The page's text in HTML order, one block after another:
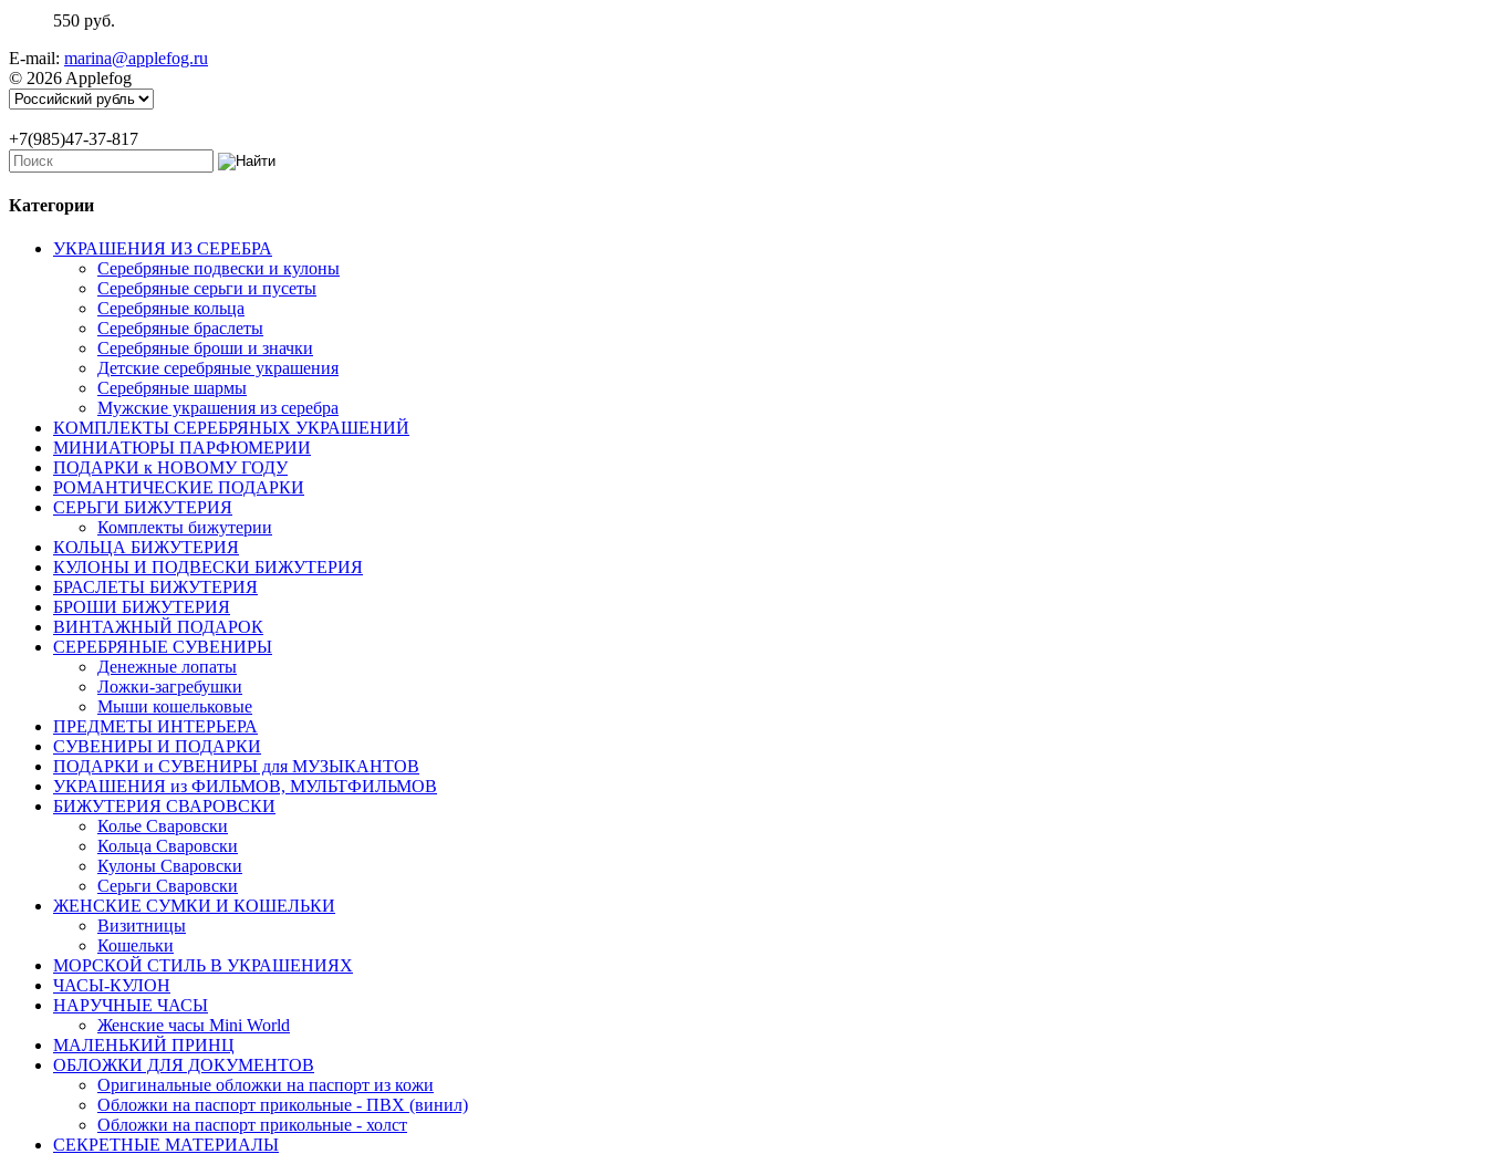
550 руб.
E-mail: marina@applefog.ru
© 2026 Applefog
+7(985)47-37-817
Категории
УКРАШЕНИЯ ИЗ СЕРЕБРА
Серебряные подвески и кулоны
Серебряные серьги и пусеты
Серебряные кольца
Серебряные браслеты
Серебряные броши и значки
Детские серебряные украшения
Серебряные шармы
Мужские украшения из серебра
КОМПЛЕКТЫ СЕРЕБРЯНЫХ УКРАШЕНИЙ
МИНИАТЮРЫ ПАРФЮМЕРИИ
ПОДАРКИ к НОВОМУ ГОДУ
РОМАНТИЧЕСКИЕ ПОДАРКИ
СЕРЬГИ БИЖУТЕРИЯ
Комплекты бижутерии
КОЛЬЦА БИЖУТЕРИЯ
КУЛОНЫ И ПОДВЕСКИ БИЖУТЕРИЯ
БРАСЛЕТЫ БИЖУТЕРИЯ
БРОШИ БИЖУТЕРИЯ
ВИНТАЖНЫЙ ПОДАРОК
СЕРЕБРЯНЫЕ СУВЕНИРЫ
Денежные лопаты
Ложки-загребушки
Мыши кошельковые
ПРЕДМЕТЫ ИНТЕРЬЕРА
СУВЕНИРЫ И ПОДАРКИ
ПОДАРКИ и СУВЕНИРЫ для МУЗЫКАНТОВ
УКРАШЕНИЯ из ФИЛЬМОВ, МУЛЬТФИЛЬМОВ
БИЖУТЕРИЯ СВАРОВСКИ
Колье Сваровски
Кольца Сваровски
Кулоны Сваровски
Серьги Сваровски
ЖЕНСКИЕ СУМКИ И КОШЕЛЬКИ
Визитницы
Кошельки
МОРСКОЙ СТИЛЬ В УКРАШЕНИЯХ
ЧАСЫ-КУЛОН
НАРУЧНЫЕ ЧАСЫ
Женские часы Mini World
МАЛЕНЬКИЙ ПРИНЦ
ОБЛОЖКИ ДЛЯ ДОКУМЕНТОВ
Оригинальные обложки на паспорт из кожи
Обложки на паспорт прикольные - ПВХ (винил)
Обложки на паспорт прикольные - холст
СЕКРЕТНЫЕ МАТЕРИАЛЫ